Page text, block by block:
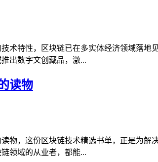
术特性，区块链已在多实体经济领域落地
出数字文创藏品，激...
读物
物，这份区块链技术精选书单，正是为解
领域的从业者，都能...